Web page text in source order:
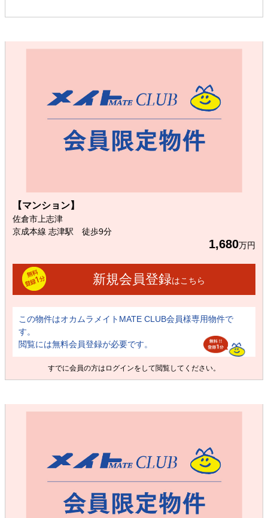
【マンション】
佐倉市上志津
京成本線 志津駅 徒歩9分
1,680万円
新規会員登録はこちら
この物件はオカムラメイトMATE CLUB会員様専用物件で
す。
閲覧には無料会員登録が必要です。
すでに会員の方は ログインをして閲覧してください。